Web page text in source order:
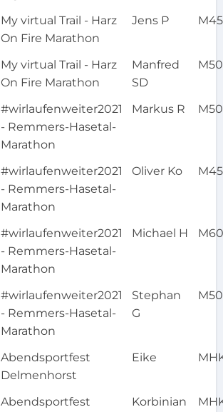
My virtual Trail - Harz
On Fire Marathon
Jens P M45
My virtual Trail - Harz
On Fire Marathon
Manfred
SD
M50
#wirlaufenweiter2021
- Remmers-Hasetal-
Marathon
Markus R M50
#wirlaufenweiter2021
- Remmers-Hasetal-
Marathon
Oliver Ko M45
#wirlaufenweiter2021
- Remmers-Hasetal-
Marathon
Michael H
#wirlaufenweiter2021
- Remmers-Hasetal-
Marathon
Stephan
G
M50
Abendsportfest
Delmenhorst
Eike
Abendsportfest
Korbinian